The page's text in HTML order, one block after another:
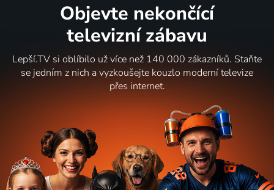
Objevte nekončící
televizní zábavu
Lepší.TV si oblíbilo už více než 140 000 zákazníků. Staňte
se jedním z nich a vyzkoušejte kouzlo moderní televize
přes internet.